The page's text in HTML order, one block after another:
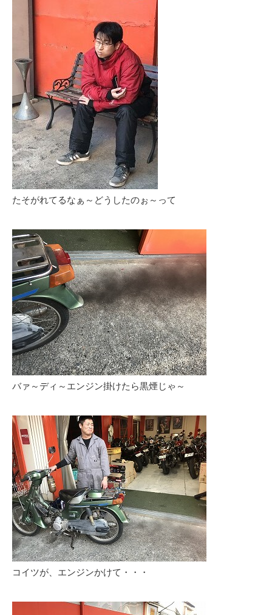
たそがれてるなぁ～どうしたのぉ～って
バァ～ディ～エンジン掛けたら黒煙じゃ～
コイツが、エンジンかけて・・・